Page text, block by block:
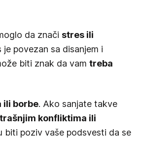
da znači stres ili
povezan sa disanjem i
biti znak da vam treba
ili borbe. Ako sanjate takve
konfliktima ili
biti poziv vaše podsvesti da se